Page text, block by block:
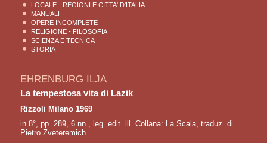
LOCALE - REGIONI E CITTA' D'ITALIA
MANUALI
OPERE INCOMPLETE
RELIGIONE - FILOSOFIA
SCIENZA E TECNICA
STORIA
EHRENBURG ILJA
La tempestosa vita di Lazik
Rizzoli Milano 1969
in 8°, pp. 289, 6 nn., leg. edit. ill. Collana: La Scala, traduz. di
Pietro Zveteremich.